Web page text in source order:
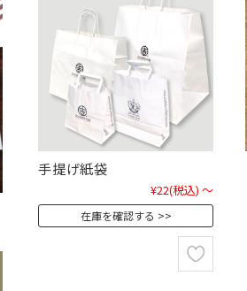
手提げ紙袋
¥22(税込) ～
在庫を確認する